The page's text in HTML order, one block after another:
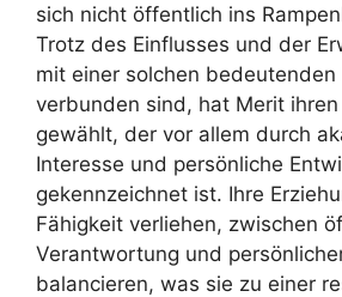
sich nicht öffentlich ins
Trotz des Einflusses und der
mit einer solchen bedeutenden
verbunden sind, hat Merit ihren
gewählt, der vor allem durch
Interesse und persönliche
gekennzeichnet ist. Ihre
Fähigkeit verliehen, zwischen
Verantwortung und
balancieren, was sie zu einer